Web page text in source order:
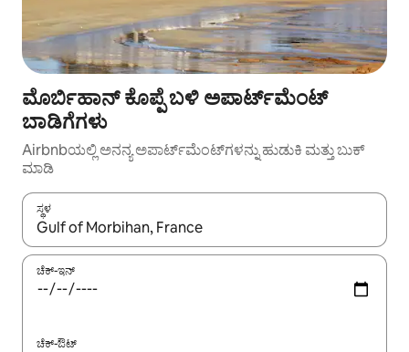
ಮೊರ್ಬಿಹಾನ್ ಕೊಪ್ಪೆ ಬಳಿ ಅಪಾರ್ಟ್‌ಮೆಂಟ್
ಬಾಡಿಗೆಗಳು
Airbnbಯಲ್ಲಿ ಅನನ್ಯ ಅಪಾರ್ಟ್‌ಮೆಂಟ್‌ಗಳನ್ನು ಹುಡುಕಿ ಮತ್ತು ಬುಕ್
ಮಾಡಿ
ಸ್ಥಳ
ಫಲಿತಾಂಶಗಳು ಲಭ್ಯವಿರುವಾಗ, ಅಪ್ ಮತ್ತು ಡೌನ್ ಬಾಣದ ಕೀಲಿಗಳೊಂದಿಗೆ
ಚೆಕ್-ಇನ್
ಚೆಕ್-ಔಟ್